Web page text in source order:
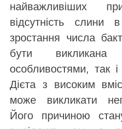
найважливіших
відсутність слини
зростання числа
бути
особливостями, так
Дієта з високим
може викликати
Його причиною